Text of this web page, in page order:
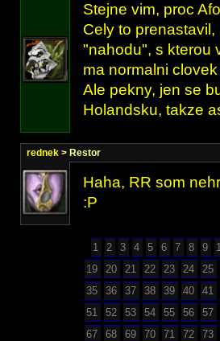
Stejne vim, proc
Cely to
"nahodu", s kterou
ma normalni
Ale pekny, jen se
Holandsku, takze
rednek > Restor
Haha, RR som
:P
1 2 3 4 5 6 7 8 9
19
20 21 22 23 24
25
35
36 37 38 39 40
41
51
52 53 54 55 56
57
67
68 69 70 71 72
73